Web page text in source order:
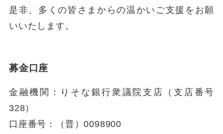
是非、多くの皆さまからの温かいご支援をお願
いいたします。
募金口座
金融機関：りそな銀行衆議院支店（支店番号
328）
口座番号：（普）0098900